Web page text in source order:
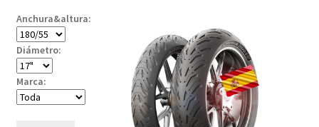
Anchura&altura:
Diámetro:
Marca: